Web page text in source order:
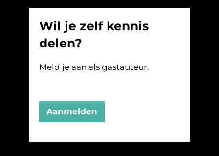
Wil je zelf kennis
delen?
Meld je aan als gastauteur.
Aanmelden